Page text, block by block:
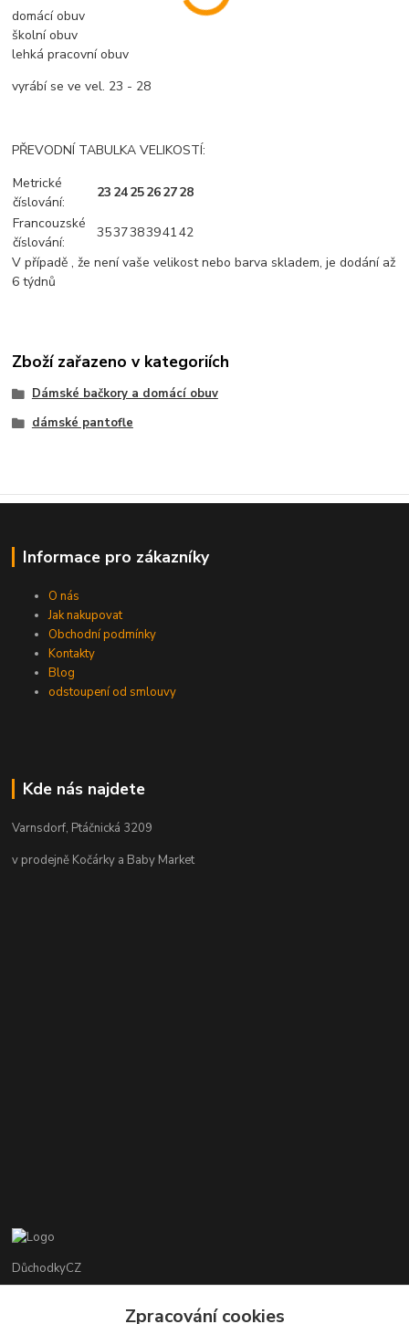
domácí obuv
školní obuv
lehká pracovní obuv
vyrábí se ve vel. 23 - 28
PŘEVODNÍ TABULKA VELIKOSTÍ:
Metrické
číslování:
23 2425262728
Francouzské
číslování:
353738394142
V případě , že není vaše velikost nebo barva skladem, je dodání až
6 týdnů
Zboží zařazeno v kategoriích
Dámské bačkory a domácí obuv
dámské pantofle
Informace pro zákazníky
O nás
Jak nakupovat
Obchodní podmínky
Kontakty
Blog
odstoupení od smlouvy
Kde nás najdete
Varnsdorf, Ptáčnická 3209
v prodejně Kočárky a Baby Market
DůchodkyCZ
Zpracování cookies